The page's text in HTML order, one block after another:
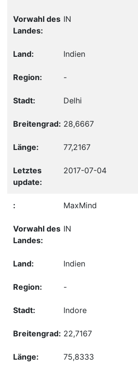
IN
Indien
-
Delhi
28,6667
77,2167
2017-07-04
MaxMind
IN
Indien
-
Indore
22,7167
75,8333